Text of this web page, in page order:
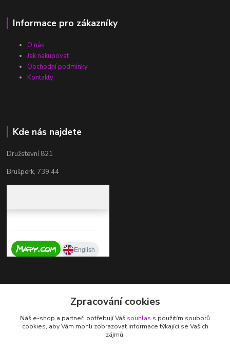
Informace pro zákazníky
O nás
Jak nakupovat
Obchodní podmínky
Kontakty
Kde nás najdete
Družstevní 821
Brušperk, 739 44
+420 737 725 324
(Po-Pá, 9-17 hod.)
Zpracování cookies
Náš e-shop a partneři potřebují Váš souhlas s použitím souborů
cookies, aby Vám mohli zobrazovat informace týkající se Vašich
zájmů.